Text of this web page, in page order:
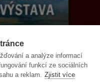
a analýze informací
funkcí ze sociálních
a reklam. Zjistit více